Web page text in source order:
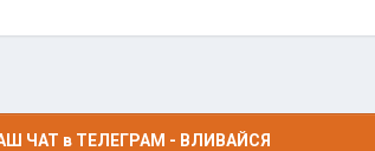
ЧАТ в ТЕЛЕГРАМ - ВЛИВАЙСЯ